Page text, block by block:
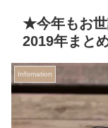
★今年もお世
2019年まと
Infomation